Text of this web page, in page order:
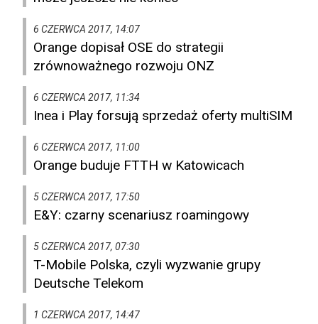
6 CZERWCA 2017, 14:07
Orange dopisał OSE do strategii
zrównoważnego rozwoju ONZ
6 CZERWCA 2017, 11:34
Inea i Play forsują sprzedaż oferty multiSIM
6 CZERWCA 2017, 11:00
Orange buduje FTTH w Katowicach
5 CZERWCA 2017, 17:50
E&Y: czarny scenariusz roamingowy
5 CZERWCA 2017, 07:30
T-Mobile Polska, czyli wyzwanie grupy
Deutsche Telekom
1 CZERWCA 2017, 14:47